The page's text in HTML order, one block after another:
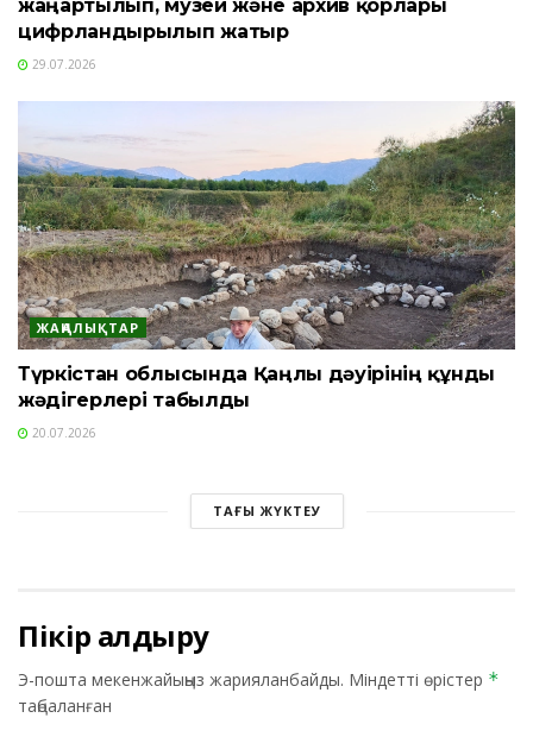
жаңартылып, музей және архив қорлары
цифрландырылып жатыр
29.07.2026
ЖАҢАЛЫҚТАР
Түркістан облысында Қаңлы дәуірінің құнды
жәдігерлері табылды
20.07.2026
ТАҒЫ ЖҮКТЕУ
Пікір қалдыру
Э-пошта мекенжайыңыз жарияланбайды. Міндетті өрістер *
таңбаланған